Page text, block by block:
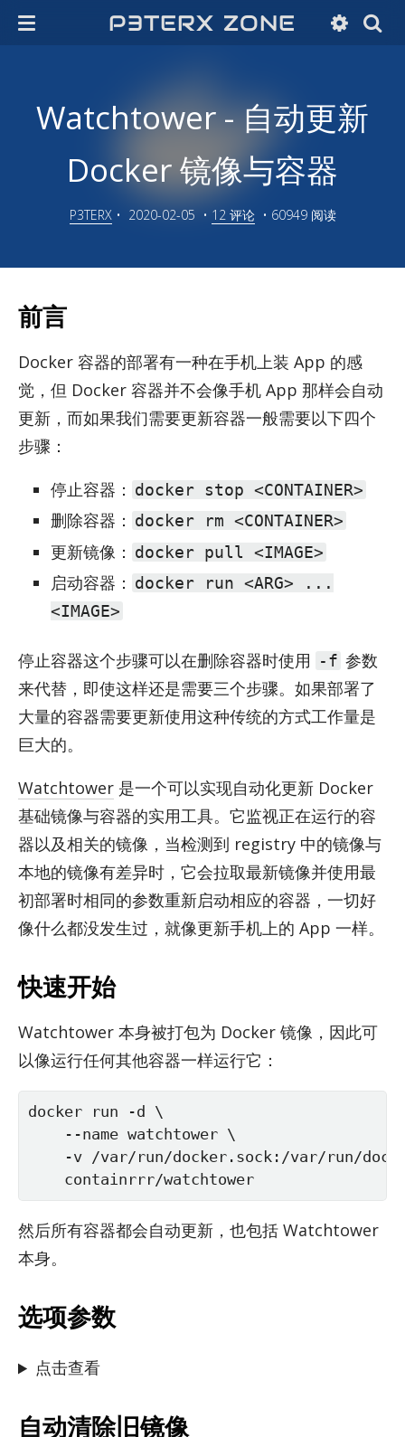
P3TERX ZONE
Watchtower - 自动更新
Docker 镜像与容器
P3TERX• 2020-02-05 • 12 评论• 60949 阅读
前言
Docker 容器的部署有一种在手机上装 App 的感
觉，但 Docker 容器并不会像手机 App 那样会自动
更新，而如果我们需要更新容器一般需要以下四个
步骤：
停止容器： docker stop <CONTAINER>
删除容器： docker rm <CONTAINER>
更新镜像： docker pull <IMAGE>
启动容器： docker run <ARG> ...
<IMAGE>
停止容器这个步骤可以在删除容器时使用 -f 参数
来代替，即使这样还是需要三个步骤。如果部署了
大量的容器需要更新使用这种传统的方式工作量是
巨大的。
Watchtower 是一个可以实现自动化更新 Docker
基础镜像与容器的实用工具。它监视正在运行的容
器以及相关的镜像，当检测到 reg­istry 中的镜像与
本地的镜像有差异时，它会拉取最新镜像并使用最
初部署时相同的参数重新启动相应的容器，一切好
像什么都没发生过，就像更新手机上的 App 一样。
快速开始
Watch­tower 本身被打包为 Docker 镜像，因此可
以像运行任何其他容器一样运行它：
docker run -d \
    --name watchtower \
-v /var/run/docker.sock:/var/run/
    containrrr/watchtower
然后所有容器都会自动更新，也包括 Watch­tower
本身。
选项参数
点击查看
自动清除旧镜像